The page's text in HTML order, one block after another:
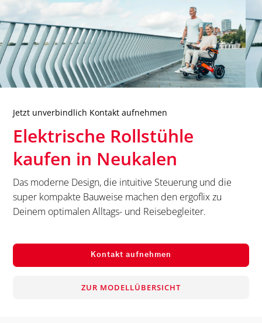
Jetzt unverbindlich Kontakt aufnehmen
Elektrische Rollstühle
kaufen in Neukalen
Das moderne Design, die intuitive Steuerung und die
super kompakte Bauweise machen den ergoflix zu
Deinem optimalen Alltags- und Reisebegleiter.
Kontakt aufnehmen
ZUR MODELLÜBERSICHT